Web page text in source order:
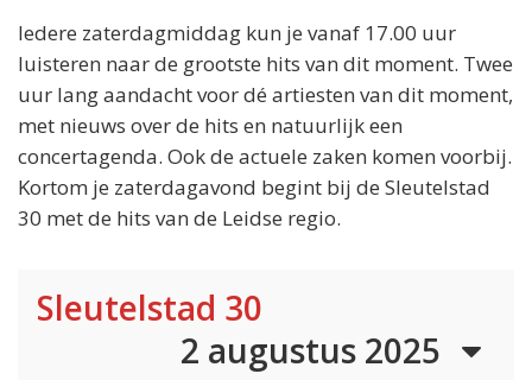
Iedere zaterdagmiddag kun je vanaf 17.00 uur
luisteren naar de grootste hits van dit moment. Twee
uur lang aandacht voor dé artiesten van dit moment,
met nieuws over de hits en natuurlijk een
concertagenda. Ook de actuele zaken komen voorbij.
Kortom je zaterdagavond begint bij de Sleutelstad
30 met de hits van de Leidse regio.
Sleutelstad 30
2 augustus 2025